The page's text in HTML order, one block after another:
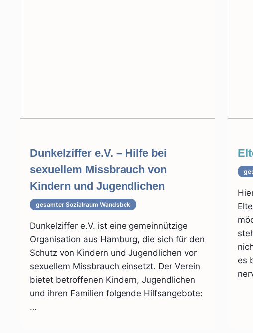
Dunkelziffer e.V. – Hilfe bei
sexuellem Missbrauch von
Kindern und Jugendlichen
gesamter Sozialraum Wandsbek
Dunkelziffer e.V. ist eine gemeinnützige
Organisation aus Hamburg, die sich für den
Schutz von Kindern und Jugendlichen vor
sexuellem Missbrauch einsetzt. Der Verein
bietet betroffenen Kindern, Jugendlichen
und ihren Familien folgende Hilfsangebote:
…
es